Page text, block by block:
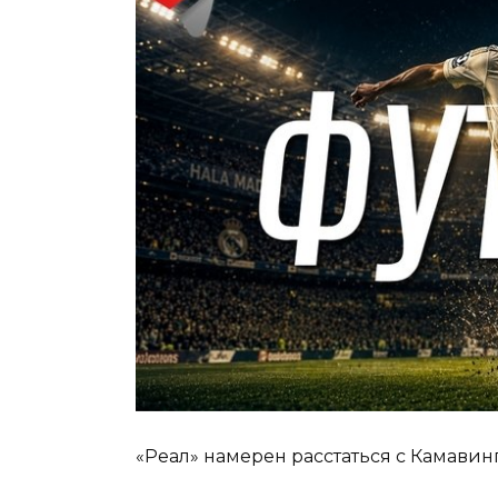
«Реал» намерен расстаться с